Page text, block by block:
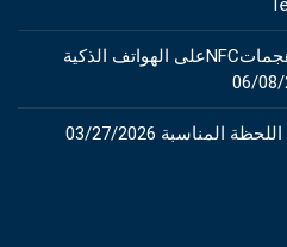
كاسبرسكي تكشف عن ارتفاع هجماتNFCعلى الهواتف الذكية
06/08/
03/27/2026